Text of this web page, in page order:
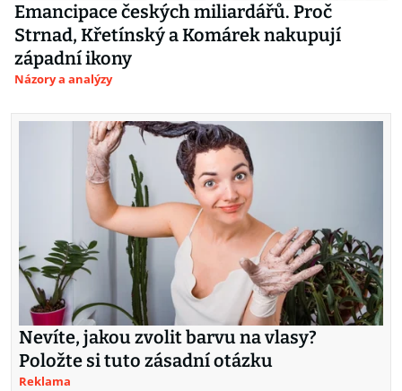
Emancipace českých miliardářů. Proč
Strnad, Křetínský a Komárek nakupují
západní ikony
Názory a analýzy
Nevíte, jakou zvolit barvu na vlasy?
Položte si tuto zásadní otázku
Reklama